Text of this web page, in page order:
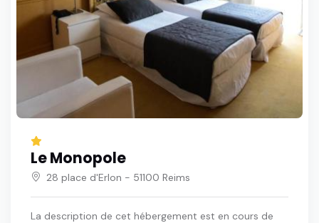
Le Monopole
28 place d'Erlon - 51100 Reims
La description de cet hébergement est en cours de